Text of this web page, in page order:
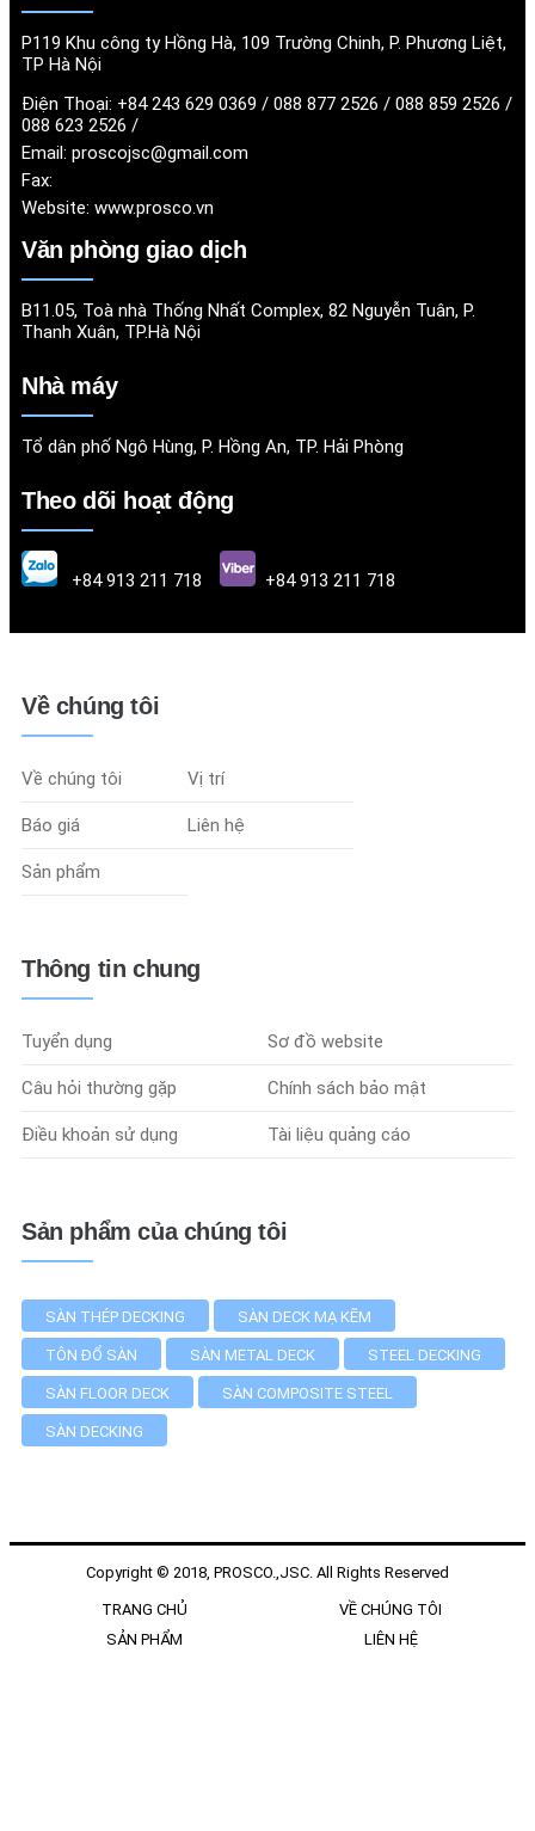
P119 Khu công ty Hồng Hà, 109 Trường Chinh, P. Phương Liệt,
TP Hà Nội
Điện Thoại: +84 243 629 0369 / 088 877 2526 / 088 859 2526 /
088 623 2526 /
Email: proscojsc@gmail.com
Fax:
Website: www.prosco.vn
Văn phòng giao dịch
B11.05, Toà nhà Thống Nhất Complex, 82 Nguyễn Tuân, P.
Thanh Xuân, TP.Hà Nội
Nhà máy
Tổ dân phố Ngô Hùng, P. Hồng An, TP. Hải Phòng
Theo dõi hoạt động
+84 913 211 718 +84 913 211 718
Về chúng tôi
Về chúng tôi Vị trí
Báo giá Liên hệ
Sản phẩm
Thông tin chung
Tuyển dụng Sơ đồ website
Câu hỏi thường gặp Chính sách bảo mật
Điều khoản sử dụng Tài liệu quảng cáo
Sản phẩm của chúng tôi
SÀN THÉP DECKING SÀN DECK MẠ KẼM
TÔN ĐỔ SÀN SÀN METAL DECK STEEL DECKING
SÀN FLOOR DECK SÀN COMPOSITE STEEL
SÀN DECKING
Copyright © 2018, PROSCO.,JSC. All Rights Reserved
TRANG CHỦ
VỀ CHÚNG TÔI
SẢN PHẨM
LIÊN HỆ